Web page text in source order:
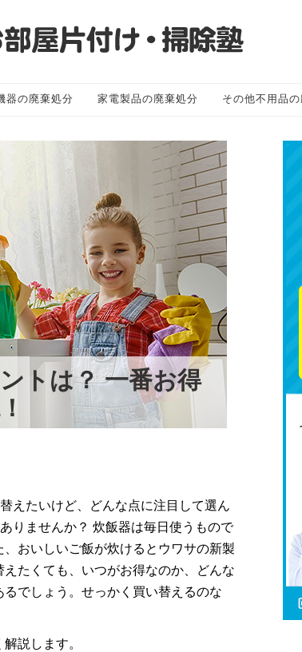
器の廃棄処分 家電製品の廃棄処分 その他不用品
トは？ 一番お得
えたいけど、どんな点に注目して選ん
りませんか？ 炊飯器は毎日使うもので
おいしいご飯が炊けるとウワサの新製
たくても、いつがお得なのか、どんな
でしょう。せっかく買い替えるのな
説します。